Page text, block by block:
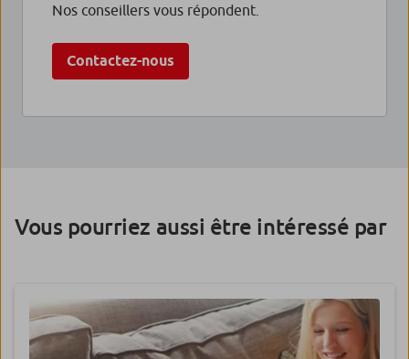
Nos conseillers vous répondent.
Contactez-nous
Vous pourriez aussi être intéressé par